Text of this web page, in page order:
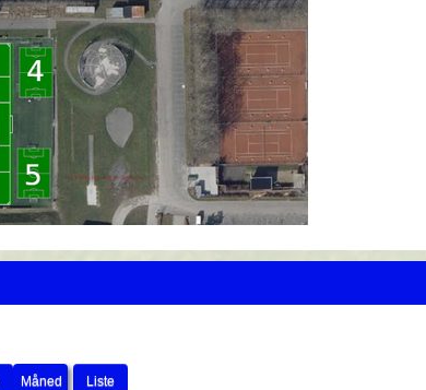
Måned Liste